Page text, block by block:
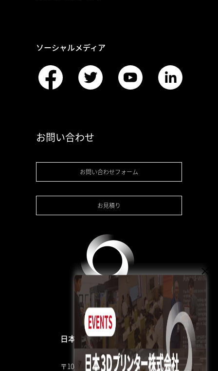
ソーシャルメディア
お問い合わせ
お問い合わせフォーム
お見積り
日本3Dプリンター株式会社
〒104-0053